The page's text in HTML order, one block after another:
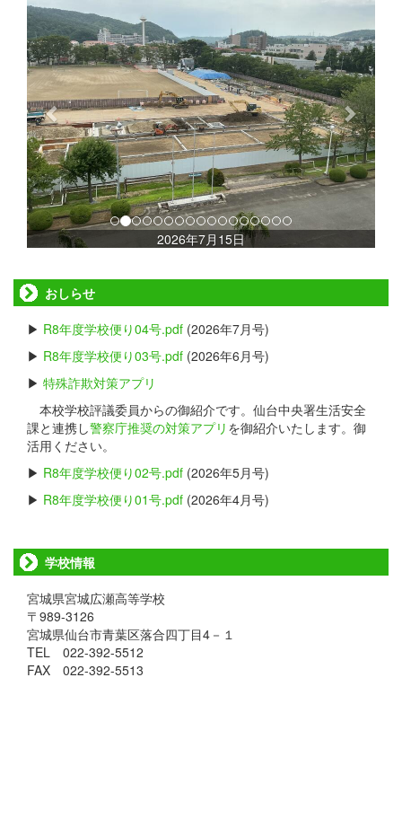
2026年7月15日
r
e
v
i
o
u
s
x
t
おしらせ
▶ R8年度学校便り04号.pdf (2026年7月号)
▶ R8年度学校便り03号.pdf (2026年6月号)
▶ 特殊詐欺対策アプリ
本校学校評議委員からの御紹介です。仙台中央署生活安全
課と連携し警察庁推奨の対策アプリ を御紹介いたします。御
活用ください。
▶ R8年度学校便り02号.pdf (2026年5月号)
▶ R8年度学校便り01号.pdf (2026年4月号)
学校情報
宮城県宮城広瀬高等学校
〒989-3126
宮城県仙台市青葉区落合四丁目4－１
TEL 022-392-5512
FAX 022-392-5513